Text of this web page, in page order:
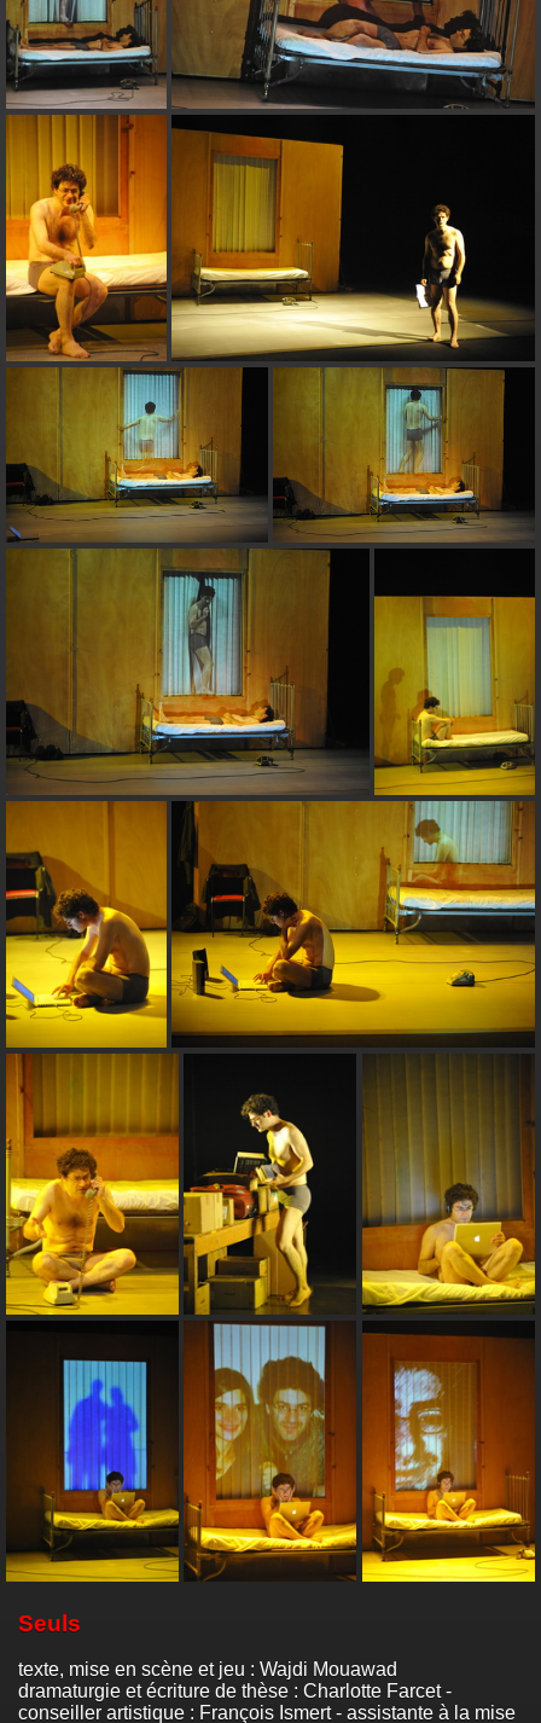
Seuls
texte, mise en scène et jeu : Wajdi Mouawad
dramaturgie et écriture de thèse : Charlotte Farcet -
conseiller artistique : François Ismert - assistante à la mise